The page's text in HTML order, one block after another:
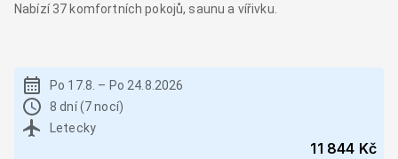
Nabízí 37 komfortních pokojů, saunu a vířivku.
Po 17.8. – Po 24.8.2026
8 dní (7 nocí)
Letecky
11 844 Kč